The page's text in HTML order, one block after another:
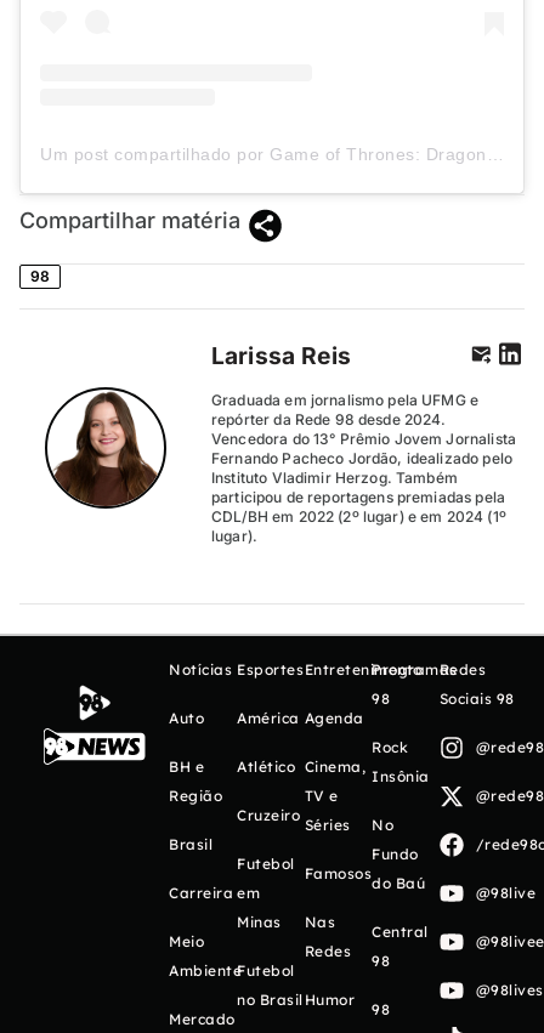
Um post compartilhado por Game of Thrones: Dragonfire (@gotdragonfire)
Compartilhar matéria
98
Larissa Reis
Graduada em jornalismo pela UFMG e
repórter da Rede 98 desde 2024.
Vencedora do 13° Prêmio Jovem Jornalista
Fernando Pacheco Jordão, idealizado pelo
Instituto Vladimir Herzog. Também
participou de reportagens premiadas pela
CDL/BH em 2022 (2º lugar) e em 2024 (1º
lugar).
Notícias
Auto
BH e
Região
Brasil
Carreira
Meio
Ambiente
Mercado
Esportes
América
Atlético
Cruzeiro
Futebol
em
Minas
Futebol
no Brasil
Entretenimento
Agenda
Cinema,
TV e
Séries
Famosos
Nas
Redes
Humor
Programas
98
Rock
Insônia
No
Fundo
do Baú
Central
98
98
Redes
Sociais 98
/
@98live